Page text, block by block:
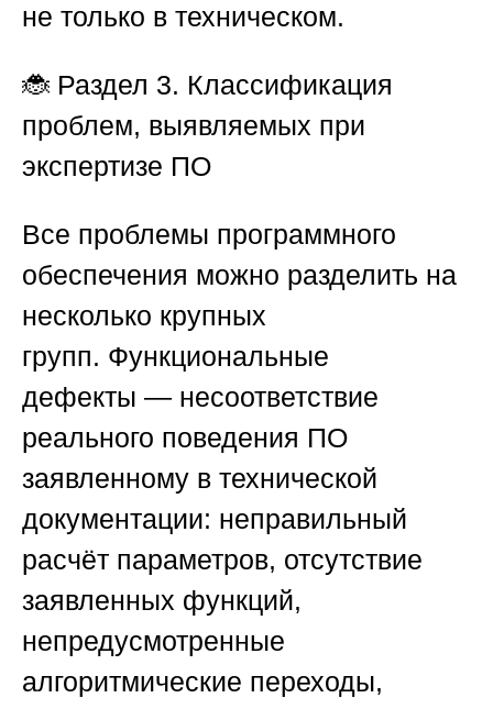
не только в техническом.
🐞 Раздел 3. Классификация
проблем, выявляемых при
экспертизе ПО
Все проблемы программного
обеспечения можно разделить на
несколько крупных
групп. Функциональные
дефекты — несоответствие
реального поведения ПО
заявленному в технической
документации: неправильный
расчёт параметров, отсутствие
заявленных функций,
непредусмотренные
алгоритмические переходы,